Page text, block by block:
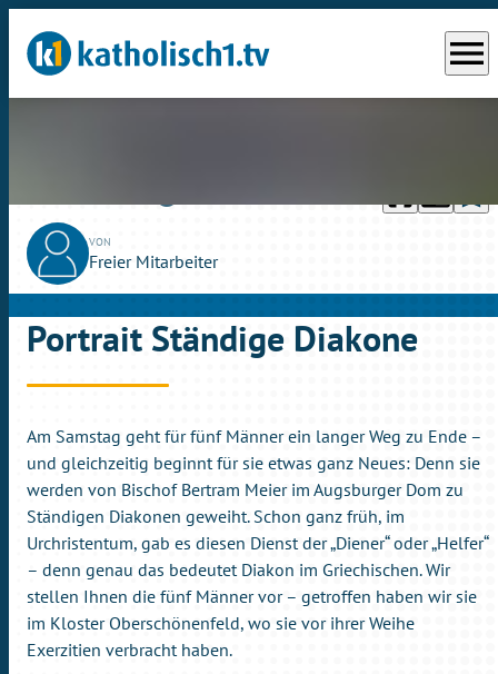
menu
VON
Freier Mitarbeiter
Portrait Ständige Diakone
Am Samstag geht für fünf Männer ein langer Weg zu Ende –
und gleichzeitig beginnt für sie etwas ganz Neues: Denn sie
werden von Bischof Bertram Meier im Augsburger Dom zu
Ständigen Diakonen geweiht. Schon ganz früh, im
Urchristentum, gab es diesen Dienst der „Diener“ oder „Helfer“
– denn genau das bedeutet Diakon im Griechischen. Wir
stellen Ihnen die fünf Männer vor – getroffen haben wir sie
im Kloster Oberschönenfeld, wo sie vor ihrer Weihe
Exerzitien verbracht haben.